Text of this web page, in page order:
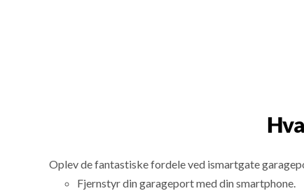
Oplev de fantastiske fordele ved ismartgate
Fjernstyr din garageport med din smartphone.